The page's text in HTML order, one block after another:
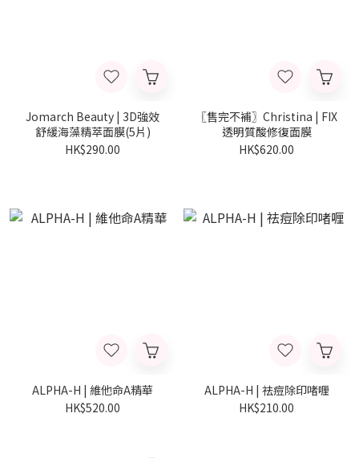
Jomarch Beauty | 3D強效
舒緩海藻精萃面膜(5片)
HK$290.00
〖售完不補〗Christina | FIX
透明質酸修復面膜
HK$620.00
ALPHA-H | 維他命A精華
HK$520.00
ALPHA-H | 祛痘除印啫喱
HK$210.00